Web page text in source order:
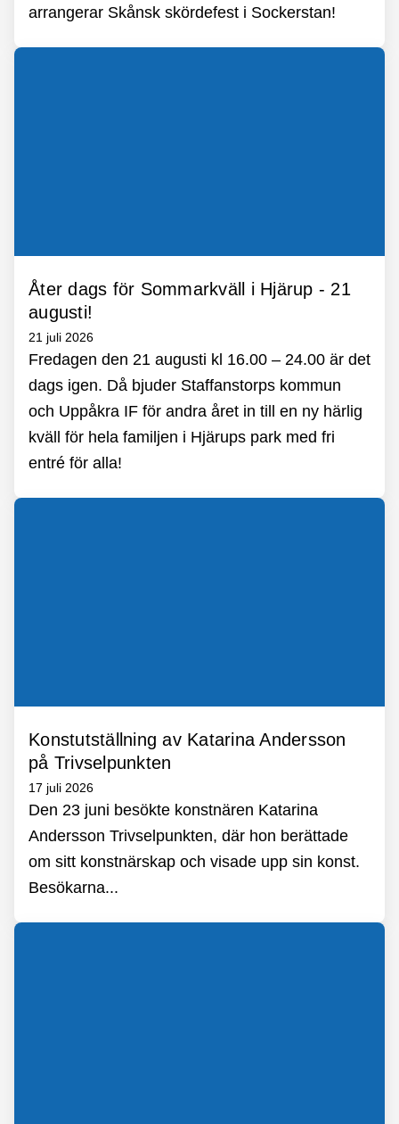
arrangerar Skånsk skördefest i Sockerstan!
Åter dags för Sommarkväll i Hjärup - 21
augusti!
21 juli 2026
Fredagen den 21 augusti kl 16.00 – 24.00 är det
dags igen. Då bjuder Staffanstorps kommun
och Uppåkra IF för andra året in till en ny härlig
kväll för hela familjen i Hjärups park med fri
entré för alla!
Konstutställning av Katarina Andersson
på Trivselpunkten
17 juli 2026
Den 23 juni besökte konstnären Katarina
Andersson Trivselpunkten, där hon berättade
om sitt konstnärskap och visade upp sin konst.
Besökarna...